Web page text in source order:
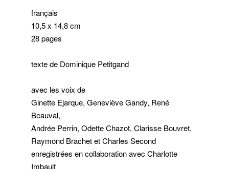
français
10,5 x 14,8 cm
28 pages
texte de Dominique Petitgand
avec les voix de
Ginette Ejarque, Geneviève Gandy, René
Beauval,
Andrée Perrin, Odette Chazot, Clarisse Bouvret,
Raymond Brachet et Charles Second
enregistrées en collaboration avec Charlotte
Imbault